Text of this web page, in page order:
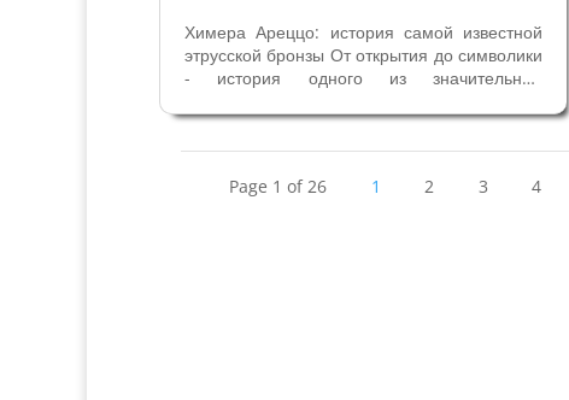
Химера Ареццо: история самой известной
этрусской бронзы От открытия до символики
- история одного из значительных
найденная в 1553 году, признана самой
важной этрусской бронзой за всю историю, и
Page 1 of 26 1 2 3 4